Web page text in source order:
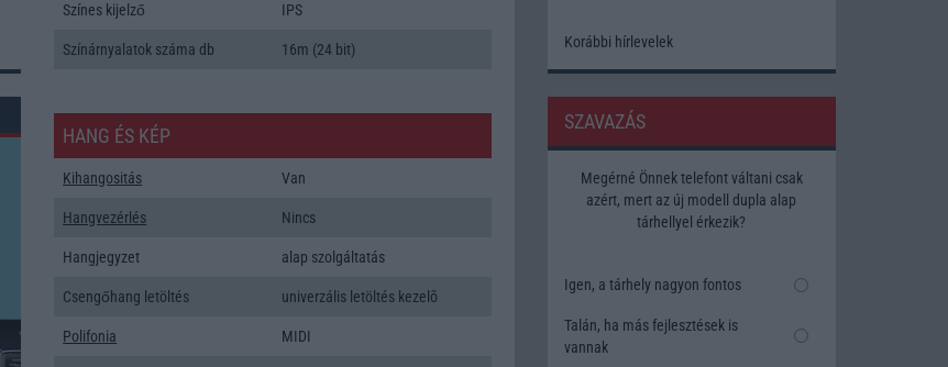
Színes kijelző IPS
Színárnyalatok száma db 16m (24 bit)
HANG ÉS KÉP
Kihangositás Van
Hangvezérlés Nincs
Hangjegyzet alap szolgáltatás
Csengőhang letöltés univerzális letöltés kezelõ
Polifonia MIDI
Korábbi hírlevelek
SZAVAZÁS
Megérné Önnek telefont váltani csak
azért, mert az új modell dupla alap
tárhellyel érkezik?
Igen, a tárhely nagyon fontos
Talán, ha más fejlesztések is
vannak